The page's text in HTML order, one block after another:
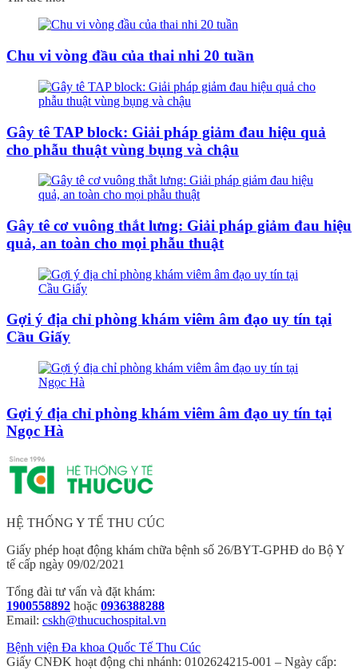
Chu vi vòng đầu của thai nhi 20 tuần
Gây tê TAP block: Giải pháp giảm đau hiệu quả
cho phẫu thuật vùng bụng và chậu
Gây tê cơ vuông thắt lưng: Giải pháp giảm đau hiệu
quả, an toàn cho mọi phẫu thuật
Gợi ý địa chỉ phòng khám viêm âm đạo uy tín tại
Cầu Giấy
Gợi ý địa chỉ phòng khám viêm âm đạo uy tín tại
Ngọc Hà
HỆ THỐNG Y TẾ THU CÚC
Giấy phép hoạt động khám chữa bệnh số 26/BYT-GPHĐ do Bộ Y
tế cấp ngày 09/02/2021
Tổng đài tư vấn và đặt khám:
1900558892 hoặc 0936388288
Email: cskh@thucuchospital.vn
Bệnh viện Đa khoa Quốc Tế Thu Cúc
Giấy CNĐK hoạt động chi nhánh: 0102624215-001 – Ngày cấp: